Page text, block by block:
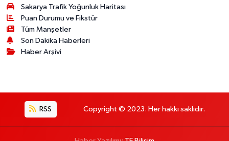
Sakarya Trafik Yoğunluk Haritası
Puan Durumu ve Fikstür
Tüm Manşetler
Son Dakika Haberleri
Haber Arşivi
RSS Copyright © 2023. Her hakkı saklıdır.